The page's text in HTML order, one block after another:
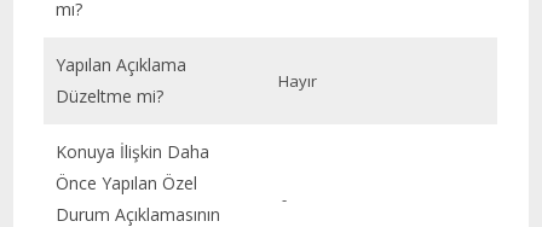
mı?
Yapılan Açıklama
Düzeltme mi?
Hayır
Konuya İlişkin Daha
Önce Yapılan Özel
Durum Açıklamasının
-